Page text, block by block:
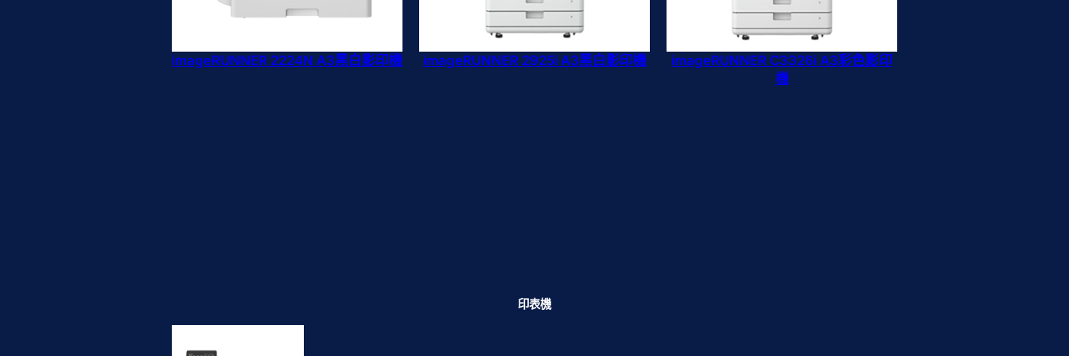
imageRUNNER 2224N A3黑白影印機 imageRUNNER 2925i A3黑白影印機
imageRUNNER C3326i A3彩色影印
機
印表機